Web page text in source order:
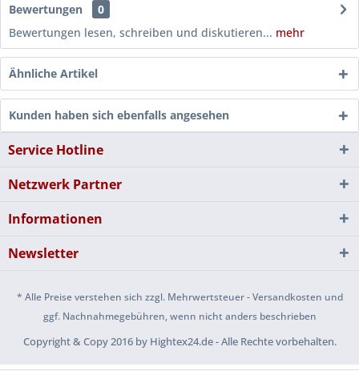
Bewertungen
0
Bewertungen lesen, schreiben und diskutieren... mehr
Ähnliche Artikel
Kunden haben sich ebenfalls angesehen
Service Hotline
Netzwerk Partner
Informationen
Newsletter
* Alle Preise verstehen sich zzgl. Mehrwertsteuer - Versandkosten und
ggf. Nachnahmegebühren, wenn nicht anders beschrieben
Copyright & Copy 2016 by Hightex24.de - Alle Rechte vorbehalten.